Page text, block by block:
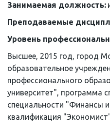
Занимаемая должность:
Преподаваемые
Уровень
Высшее, 2015 год, город
образовательное
профессионального
университет", программа
специальности "Финансы
квалификация